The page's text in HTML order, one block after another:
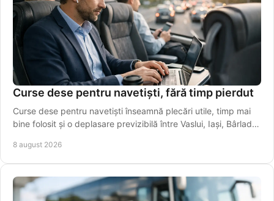
Curse dese pentru navetiști, fără timp pierdut
Curse dese pentru navetiști înseamnă plecări utile, timp mai
bine folosit și o deplasare previzibilă între Vaslui, Iași, Bârlad și
8 august 2026